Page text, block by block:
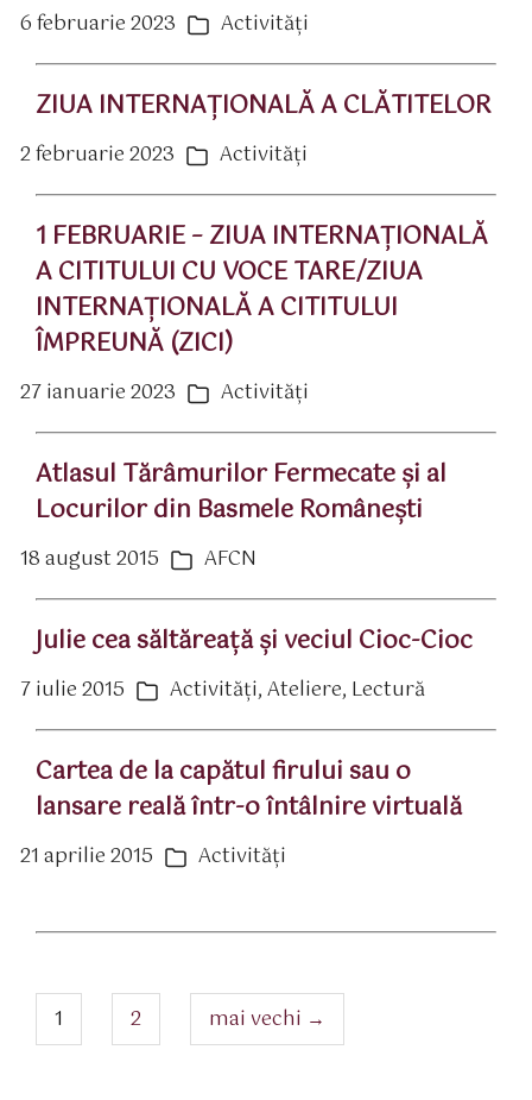
6 februarie 2023 Categorii
Activităţi
ZIUA INTERNAŢIONALĂ A CLĂTITELOR
2 februarie 2023 Categorii
Activităţi
1 FEBRUARIE – ZIUA INTERNAŢIONALĂ
A CITITULUI CU VOCE TARE/ZIUA
INTERNAŢIONALĂ A CITITULUI
ÎMPREUNĂ (ZICI)
27 ianuarie 2023 Categorii
Activităţi
Atlasul Tărâmurilor Fermecate şi al
Locurilor din Basmele Româneşti
18 august 2015 Categorii
AFCN
Julie cea săltăreaţă şi veciul Cioc-Cioc
7 iulie 2015 Categorii
Activităţi,Ateliere, Lectură
Cartea de la capătul firului sau o
lansare reală într-o întâlnire virtuală
21 aprilie 2015 Categorii
Activităţi
Navigare
articole
pagina
1 pagina
2 mai vechi →